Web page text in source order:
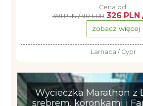
Cena od:
391 PLN / 90 EUR 326 PLN
zobacz więcej
Larnaca / Cypr
Wycieczka Marathon z
srebrem, koronkami i